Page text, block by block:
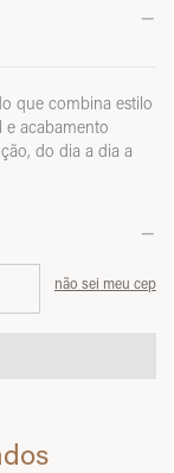
que combina estilo
e acabamento
do dia a dia a
não sei meu cep